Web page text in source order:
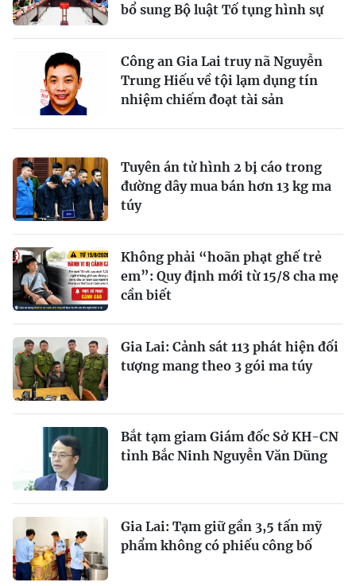
bổ sung Bộ luật Tố tụng hình sự
Công an Gia Lai truy nã Nguyễn
Trung Hiếu về tội lạm dụng tín
nhiệm chiếm đoạt tài sản
Tuyên án tử hình 2 bị cáo trong
đường dây mua bán hơn 13 kg ma
túy
Không phải “hoãn phạt ghế trẻ
em”: Quy định mới từ 15/8 cha mẹ
cần biết
Gia Lai: Cảnh sát 113 phát hiện đối
tượng mang theo 3 gói ma túy
Bắt tạm giam Giám đốc Sở KH-CN
tỉnh Bắc Ninh Nguyễn Văn Dũng
Gia Lai: Tạm giữ gần 3,5 tấn mỹ
phẩm không có phiếu công bố